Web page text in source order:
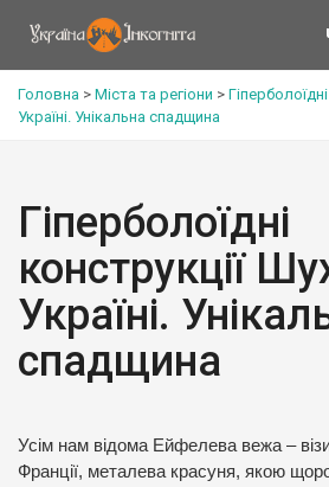
Головна > Міста та регіони >
Україні. Унікальна спадщина
Гіперболоїдні
конструкції
Україні.
спадщина
Усім нам відома Ейфелева вежа –
Франції, металева красуня, якою